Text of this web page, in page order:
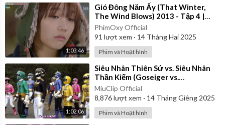
1:03:46
⁣Gió Đông Năm Ấy (That Winter,
The Wind Blows) 2013 - Tập 4 |
Vietsub
PhimOxy Official
91 lượt xem · 14 Tháng Hai 2025
Phim và Hoạt hình
1:02:06
⁣Siêu Nhân Thiên Sứ vs. Siêu Nhân
Thần Kiếm (Goseiger vs.
Shinkenger) | Vietsub
MiuClip Official
8,876lượt xem · 14 Tháng Giêng 2025
Phim và Hoạt hình